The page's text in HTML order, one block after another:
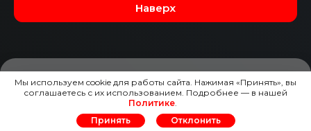
Наверх
Мы используем cookie для работы сайта. Нажимая «Принять», вы
соглашаетесь с их использованием. Подробнее — в нашей
Политике.
Принять
Отклонить
ЗАЯВКА НА ЭТОТ АВТО